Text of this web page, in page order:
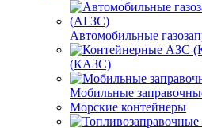
Автомобильные
(КАЗС)
Мобильные
Морские контейнеры